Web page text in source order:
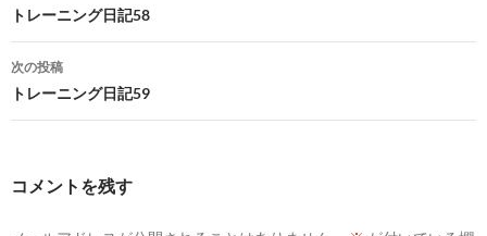
稿
ナ
ビ
ゲ
トレーニング日記58
次の投稿
トレーニング日記59
コメントを残す